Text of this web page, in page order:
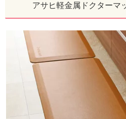
アサヒ軽金属ドクターマ